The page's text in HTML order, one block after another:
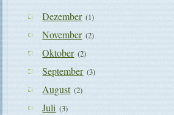
Dezember (1)
November (2)
Oktober (2)
September (3)
August (2)
Juli (3)